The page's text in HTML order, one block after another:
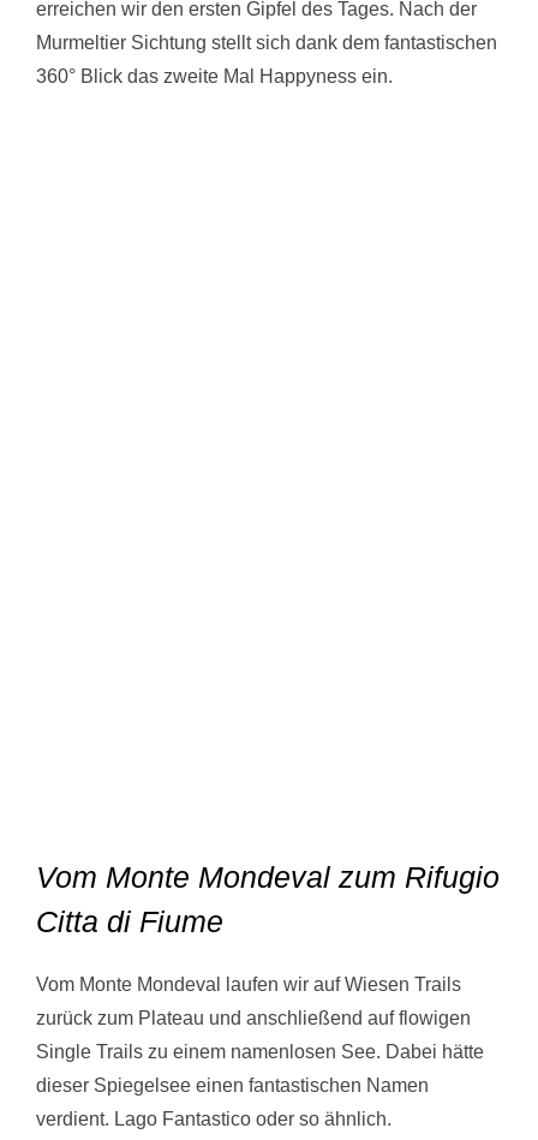
erreichen wir den ersten Gipfel des Tages. Nach der
Murmeltier Sichtung stellt sich dank dem fantastischen
360° Blick das zweite Mal Happyness ein.
Vom Monte Mondeval zum Rifugio
Citta di Fiume
Vom Monte Mondeval laufen wir auf Wiesen Trails
zurück zum Plateau und anschließend auf flowigen
Single Trails zu einem namenlosen See. Dabei hätte
dieser Spiegelsee einen fantastischen Namen
verdient. Lago Fantastico oder so ähnlich.